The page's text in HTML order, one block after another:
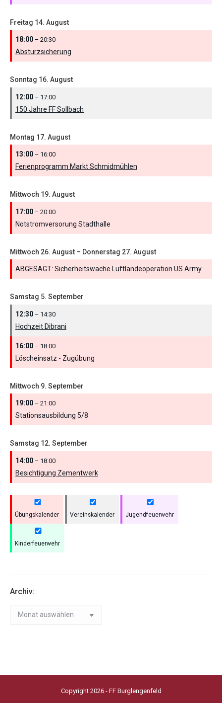
Freitag 14. August
18:00 – 20:30
Absturzsicherung
Sonntag 16. August
12:00 – 17:00
150 Jahre FF Sollbach
Montag 17. August
13:00 – 16:00
Ferienprogramm Markt Schmidmühlen
Mittwoch 19. August
17:00 – 20:00
Notstromversorung Stadthalle
Mittwoch 26. August – Donnerstag 27. August
ABGESAGT: Sicherheitswache Luftlandeoperation US Army
Samstag 5. September
12:30 – 14:30
Hochzeit Dibrani
16:00 – 18:00
Löscheinsatz - Zugübung
Mittwoch 9. September
19:00 – 21:00
Stationsausbildung 5/8
Samstag 12. September
14:00 – 18:00
Besichtigung Zementwerk
Übungskalender Vereinskalender Jugendfeuerwehr
Kinderfeuerwehr
Archiv:
Archiv:
Copyright 2026 - FF Burglengenfeld